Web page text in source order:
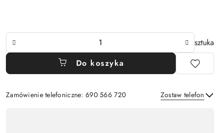
Ilość
sztuka
Do koszyka
Zamówienie telefoniczne: 690 566 720 Zostaw telefon